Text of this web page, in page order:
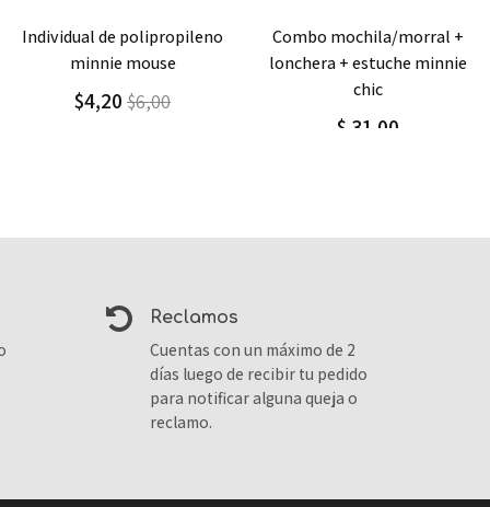
Agregar Detalle
combo mochila/morral +
lonchera + estuche minnie
chic
Agregar Detalle
mochila / morral grande
minnie pet
$ 44,00
reclamos
Cuentas con un máximo de 2
días luego de recibir tu pedido
para notificar alguna queja o
reclamo.